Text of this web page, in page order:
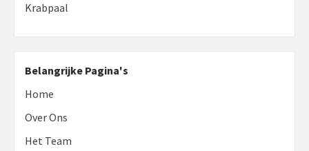
Krabpaal
Belangrijke Pagina's
Home
Over Ons
Het Team